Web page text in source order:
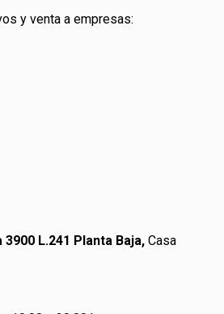
y venta a empresas:
L.241 Planta Baja, Casa